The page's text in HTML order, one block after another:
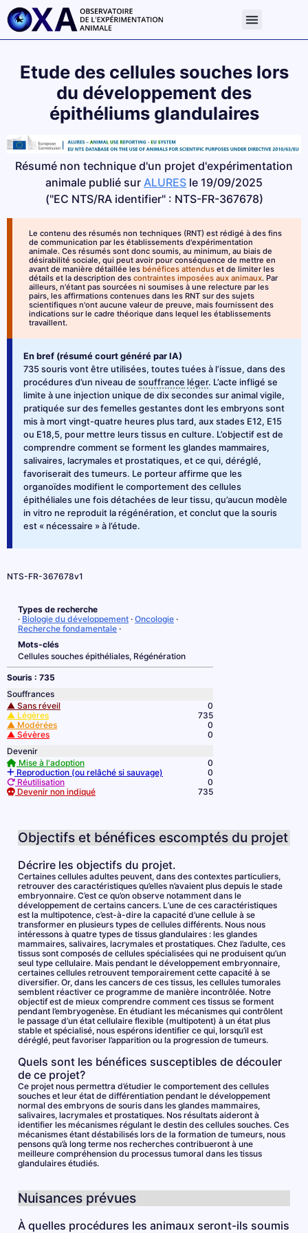
Etude des cellules souches lors
du développement des
épithéliums glandulaires
Résumé non technique d'un projet d'expérimentation
animale publié sur ALURES le 19/09/2025
("EC NTS/RA identifier" : NTS-FR-367678)
Le contenu des résumés non techniques (RNT) est rédigé à des fins
de communication par les établissements d'expérimentation
animale. Ces résumés sont donc soumis, au minimum, au biais de
désirabilité sociale, qui peut avoir pour conséquence de mettre en
avant de manière détaillée les bénéfices attendus et de limiter les
détails et la description des contraintes imposées aux animaux. Par
ailleurs, n'étant pas sourcées ni soumises à une relecture par les
pairs, les affirmations contenues dans les RNT sur des sujets
scientifiques n'ont aucune valeur de preuve, mais fournissent des
indications sur le cadre théorique dans lequel les établissements
travaillent.
En bref (résumé court généré par IA)
735 souris vont être utilisées, toutes tuées à l’issue, dans des
procédures d’un niveau de souffrance léger. L’acte infligé se
limite à une injection unique de dix secondes sur animal vigile,
pratiquée sur des femelles gestantes dont les embryons sont
mis à mort vingt-quatre heures plus tard, aux stades E12, E15
ou E18,5, pour mettre leurs tissus en culture. L’objectif est de
comprendre comment se forment les glandes mammaires,
salivaires, lacrymales et prostatiques, et ce qui, déréglé,
favoriserait des tumeurs. Le porteur affirme que les
organoïdes modifient le comportement des cellules
épithéliales une fois détachées de leur tissu, qu’aucun modèle
in vitro ne reproduit la régénération, et conclut que la souris
est « nécessaire » à l’étude.
NTS-FR-367678v1
Types de recherche
· Biologie du développement · Oncologie ·
Recherche fondamentale ·
Mots-clés
Cellules souches épithéliales, Régénération
Souris : 735
Souffrances
▲ Sans réveil
0
▲ Légères
735
▲ Modérées
0
▲ Sévères
0
Devenir
Mise à l'adoption
0
Reproduction (ou relâché si sauvage)
0
Réutilisation
0
Devenir non indiqué
735
Objectifs et bénéfices escomptés du projet
Décrire les objectifs du projet.
Certaines cellules adultes peuvent, dans des contextes particuliers,
retrouver des caractéristiques qu’elles n’avaient plus depuis le stade
embryonnaire. C’est ce qu’on observe notamment dans le
développement de certains cancers. L’une de ces caractéristiques
est la multipotence, c’est-à-dire la capacité d’une cellule à se
transformer en plusieurs types de cellules différents. Nous nous
intéressons à quatre types de tissus glandulaires : les glandes
mammaires, salivaires, lacrymales et prostatiques. Chez l’adulte, ces
tissus sont composés de cellules spécialisées qui ne produisent qu’un
seul type cellulaire. Mais pendant le développement embryonnaire,
certaines cellules retrouvent temporairement cette capacité à se
diversifier. Or, dans les cancers de ces tissus, les cellules tumorales
semblent réactiver ce programme de manière incontrôlée. Notre
objectif est de mieux comprendre comment ces tissus se forment
pendant l’embryogenèse. En étudiant les mécanismes qui contrôlent
le passage d’un état cellulaire flexible (multipotent) à un état plus
stable et spécialisé, nous espérons identifier ce qui, lorsqu’il est
déréglé, peut favoriser l’apparition ou la progression de tumeurs.
Quels sont les bénéfices susceptibles de découler
de ce projet?
Ce projet nous permettra d’étudier le comportement des cellules
souches et leur état de différentiation pendant le développement
normal des embryons de souris dans les glandes mammaires,
salivaires, lacrymales et prostatiques. Nos résultats aideront à
identifier les mécanismes régulant le destin des cellules souches. Ces
mécanismes étant déstabilisés lors de la formation de tumeurs, nous
pensons qu’à long terme nos recherches contribueront à une
meilleure compréhension du processus tumoral dans les tissus
glandulaires étudiés.
Nuisances prévues
À quelles procédures les animaux seront-ils soumis